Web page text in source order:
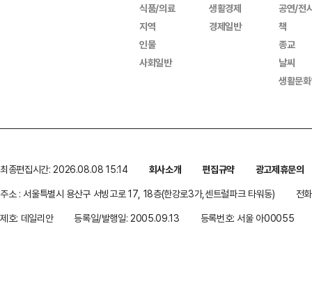
식품/의료
지역
인물
사회일반
생활경제
경제일반
공연/전
책
종교
날씨
생활문
최종편집시간: 2026.08.08 15:14 회사소개 편집규약
광고제휴문의
주소 : 서울특별시 용산구 서빙고로 17, 18층(한강로3가,센트럴파크 타워동)
전
제호: 데일리안
등록일/발행일: 2005.09.13 등록번호: 서울 아00055